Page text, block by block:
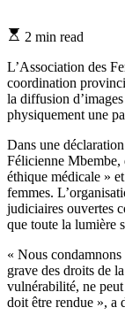
Estimated
time
2 min read
L’Association des
coordination
la diffusion
physiquement une
Dans une
Félicienne Mbembe,
éthique médicale »
femmes.
judiciaires ouvertes
que toute la lumière
« Nous
grave des droits de
vulnérabilité, ne
doit être rendue », a